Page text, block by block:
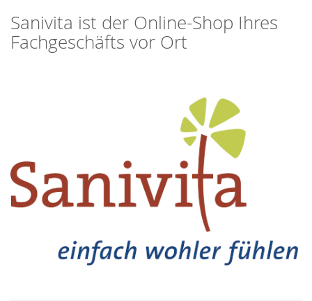
Sanivita ist der Online-Shop Ihres
Fachgeschäfts vor Ort